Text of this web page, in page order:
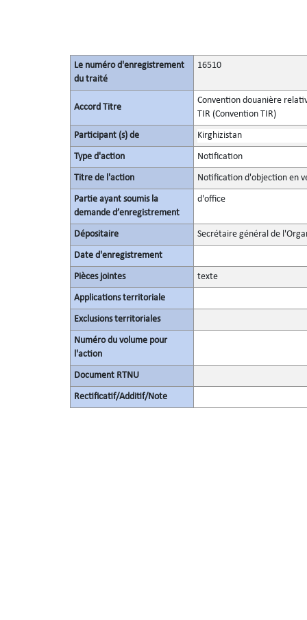
Le numéro d'enregistrement
du traité
16510
Accord Titre
Convention douanière
TIR (Convention TIR)
Participant (s) de Kirghizistan
Type d'action Notification
Titre de l'action Notification d'objection en
Partie ayant soumis la
demande d’enregistrement
d'office
Dépositaire Secrétaire général de
Date d'enregistrement
Pièces jointes texte
Applications territoriale
Exclusions territoriales
Numéro du volume pour
l'action
Document RTNU
Rectificatif/Additif/Note